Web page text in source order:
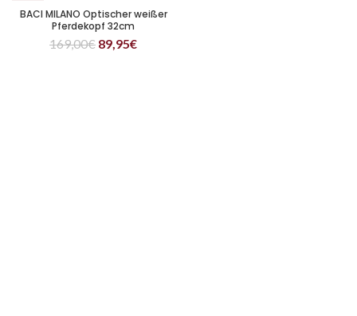
BACI MILANO Optischer weißer
Pferdekopf 32cm
169,00€ 89,95€